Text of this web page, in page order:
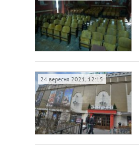
24 вересня 2021, 12:15